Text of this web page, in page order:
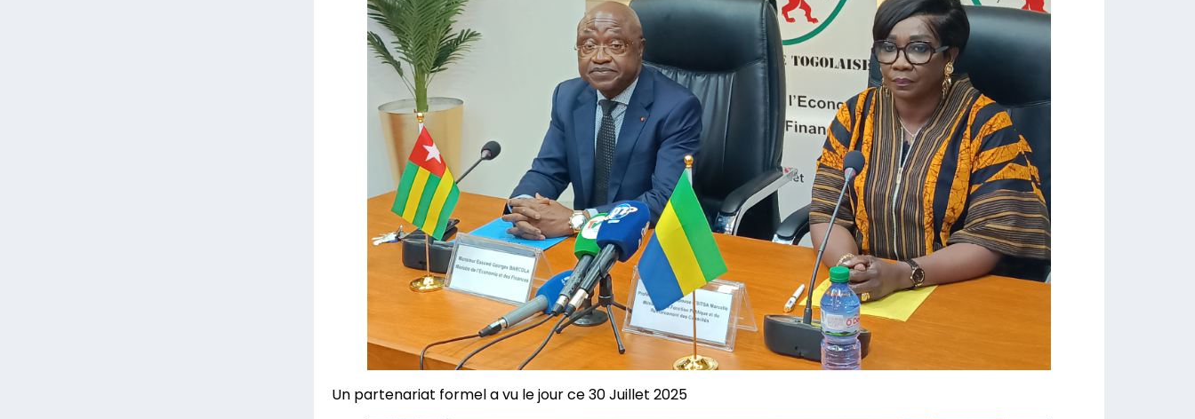
Un partenariat formel a vu le jour ce 30 Juillet 2025